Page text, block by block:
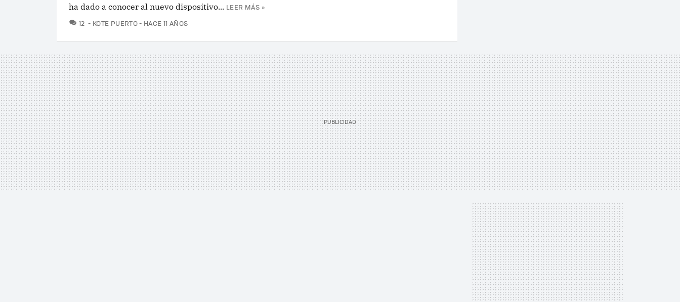
ha dado a conocer al nuevo dispositivo... LEER MÁS »
12 COMENTARIOS
KOTE PUERTO HACE 11 AÑOS